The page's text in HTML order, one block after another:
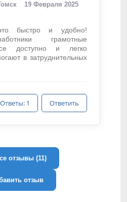
19 Февраля 2025
быстро и удобно!
грамотные
доступно и легко
в затруднительных
Ответы: 1 Ответить
отзывы (11)
отзыв